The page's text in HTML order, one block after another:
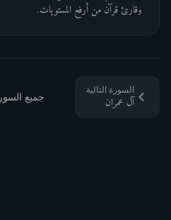
وقارئ قرآن من أرفع المستويات.
جميع السور
السورة التالية
آل عمران